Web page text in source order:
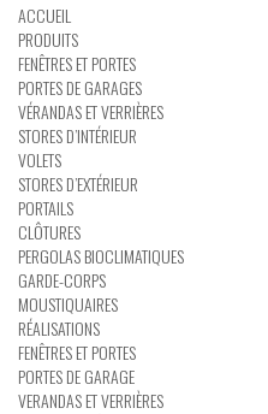
ACCUEIL
PRODUITS
FENÊTRES ET PORTES
PORTES DE GARAGES
VÉRANDAS ET VERRIÈRES
STORES D’INTÉRIEUR
VOLETS
STORES D’EXTÉRIEUR
PORTAILS
CLÔTURES
PERGOLAS BIOCLIMATIQUES
GARDE-CORPS
MOUSTIQUAIRES
RÉALISATIONS
FENÊTRES ET PORTES
PORTES DE GARAGE
VERANDAS ET VERRIÈRES